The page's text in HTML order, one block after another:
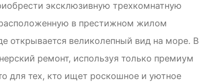
эксклюзивную трехкомнатную
в престижном жилом
открывается великолепный вид на море. В
ремонт, используя только премиум
для тех, кто ищет роскошное и уютное